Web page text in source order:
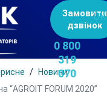
Замовити
дзвінок
0 800
319
070
UK
Новини
“AGROIT FORUM 2020”